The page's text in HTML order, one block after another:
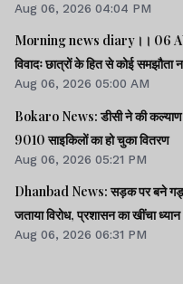
Aug 06, 2026 04:04 PM
Morning news diary।। 06
विवादः छात्रों के हित से कोई
समर्थन में झारखंड आएंगे अभिजीत
में जवाब नहीं देते, चर्चा नहीं होगीः
Aug 06, 2026 05:00 AM
Bokaro News: डीसी ने की कल्याण
9010 साइकिलों का हो चुका वितरण
Aug 06, 2026 05:21 PM
Dhanbad News: सड़क पर बने
जताया विरोध, प्रशासन का खींचा ध्यान
Aug 06, 2026 06:31 PM